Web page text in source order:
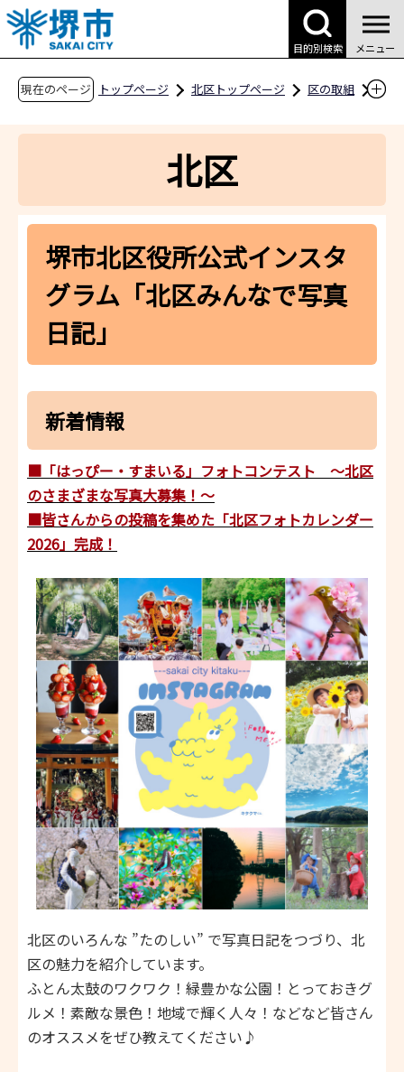
こ
の
ペ
目的別検索 メニュー
現在のページ トップページ 北区トップページ
区の取組
で写真日記」北区
堺市北区役所公式インスタ
グラム「北区みんなで写真
日記」
新着情報
■「はっぴー・すまいる」フォトコンテスト ～北区
のさまざまな写真大募集！～
■皆さんからの投稿を集めた「北区フォトカレンダー
2026」完成！
北区のいろんな ”たのしい” で写真日記をつづり、北
区の魅力を紹介しています。
ふとん太鼓のワクワク！緑豊かな公園！とっておきグ
ルメ！素敵な景色！地域で輝く人々！などなど皆さん
のオススメをぜひ教えてください♪